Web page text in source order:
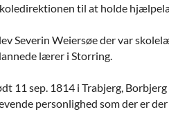
til at holde
Severin Weiersøe der var
lærer i Storring.
11 sep. 1814 i Trabjerg,
personlighed som der er